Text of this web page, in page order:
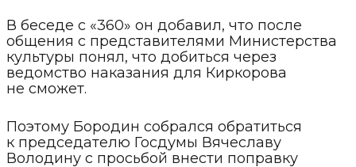
В беседе с «360» он добавил, что после
общения с представителями Министерства
культуры понял, что добиться через
ведомство наказания для Киркорова
не сможет.
Поэтому Бородин собрался обратиться
к председателю Госдумы Вячеславу
Володину с просьбой внести поправку